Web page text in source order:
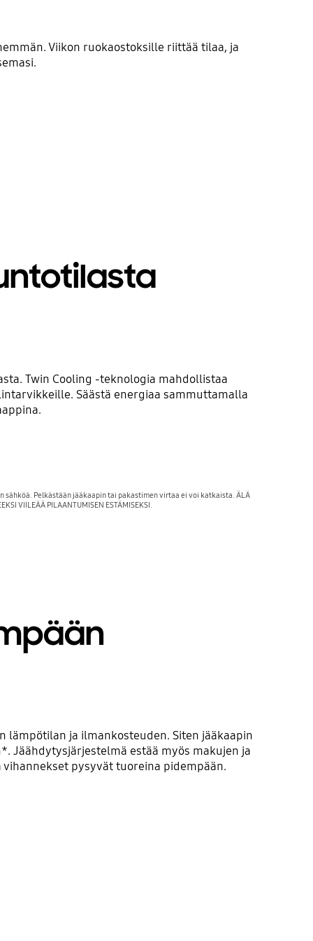
Viikon ruokaostoksille riittää tilaa, ja
Twin Cooling -teknologia mahdollistaa
Säästä energiaa sammuttamalla
Pelkästään jääkaapin tai pakastimen virtaa ei voi katkaista. ÄLÄ
VIILEÄÄ PILAANTUMISEN ESTÄMISEKSI.
ja ilmankosteuden. Siten jääkaapin
Jäähdytysjärjestelmä estää myös makujen ja
pysyvät tuoreina pidempään.